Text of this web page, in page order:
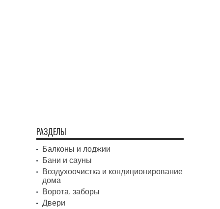
РАЗДЕЛЫ
Балконы и лоджии
Бани и сауны
Воздухоочистка и кондиционирование
дома
Ворота, заборы
Двери